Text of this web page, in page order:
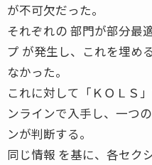
が不可欠だった。
それぞれの 部門が部分最
プ が発生し、これを埋め
なかった。
これに対して「ＫＯＬＳ
ンラインで入手し、一つ
ンが判断する。
同じ情報 を基に、各セク